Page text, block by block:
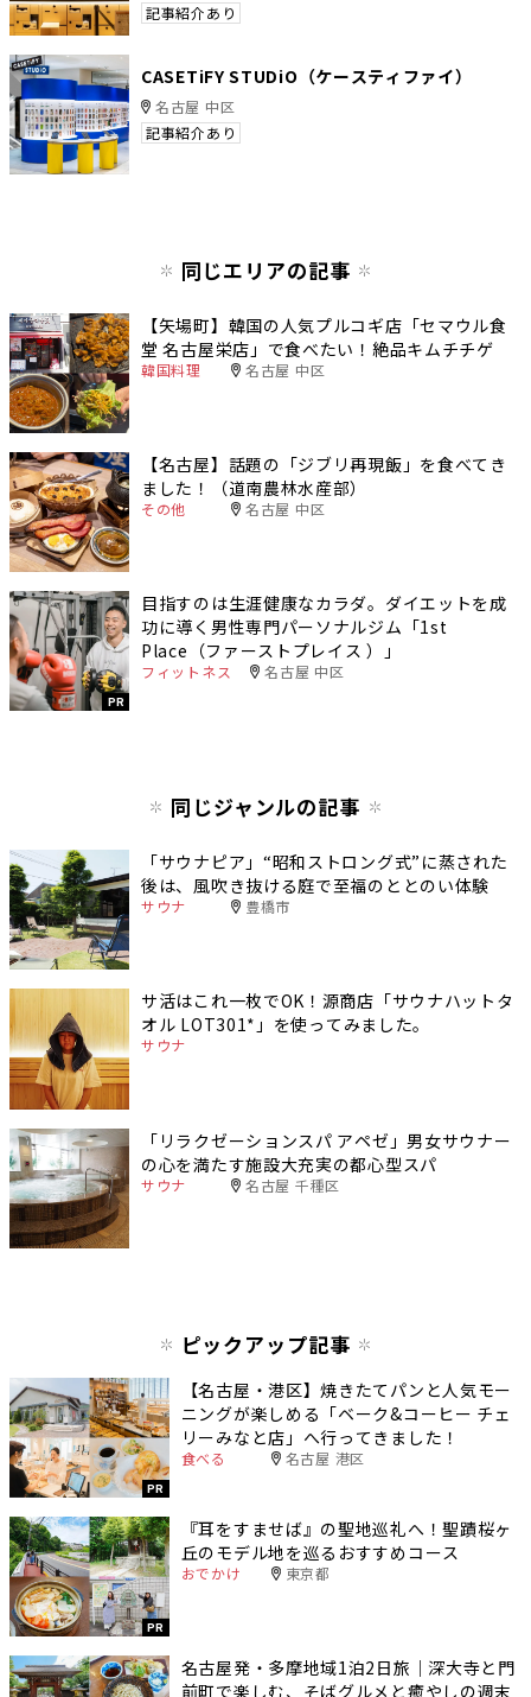
記事紹介あり
CASETiFY STUDiO（ケースティファイ）
名古屋 中区
記事紹介あり
同じエリアの記事
【矢場町】韓国の人気プルコギ店「セマウル食
堂 名古屋栄店」で食べたい！絶品キムチチゲ
韓国料理 名古屋 中区
【名古屋】話題の「ジブリ再現飯」を食べてき
ました！（道南農林水産部）
その他 名古屋 中区
PR
目指すのは生涯健康なカラダ。ダイエットを成
功に導く男性専門パーソナルジム「1st
Place（ファーストプレイス ）」
フィットネス 名古屋 中区
同じジャンルの記事
「サウナピア」“昭和ストロング式”に蒸された
後は、風吹き抜ける庭で至福のととのい体験
サウナ 豊橋市
サ活はこれ一枚でOK！源商店「サウナハットタ
オル LOT301*」を使ってみました。
サウナ
「リラクゼーションスパ アペゼ」男女サウナー
の心を満たす施設大充実の都心型スパ
サウナ 名古屋 千種区
ピックアップ記事
PR
【名古屋・港区】焼きたてパンと人気モー
ニングが楽しめる「ベーク&コーヒー チェ
リーみなと店」へ行ってきました！
食べる 名古屋 港区
PR
『耳をすませば』の聖地巡礼へ！聖蹟桜ヶ
丘のモデル地を巡るおすすめコース
おでかけ 東京都
名古屋発・多摩地域1泊2日旅｜深大寺と門
前町で楽しむ、そばグルメと癒やしの週末